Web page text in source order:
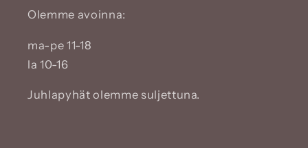
Olemme avoinna:
ma-pe 11-18
la 10-16
Juhlapyhät olemme suljettuna.